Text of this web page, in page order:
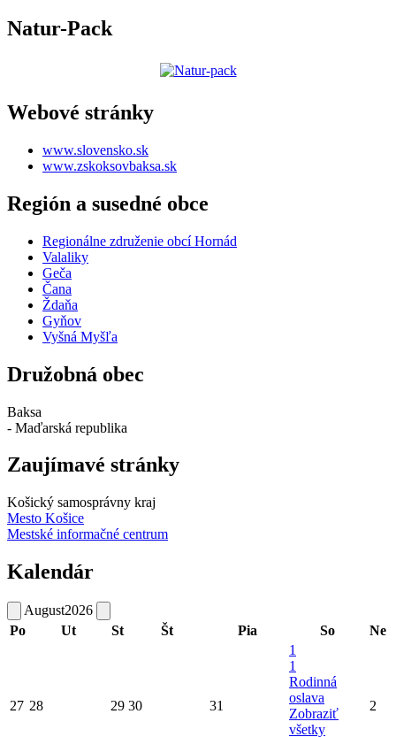
Natur-Pack
Webové stránky
www.slovensko.sk
www.zskoksovbaksa.sk
Región a susedné obce
Regionálne združenie obcí Hornád
Valaliky
Geča
Čana
Ždaňa
Gyňov
Vyšná Myšľa
Družobná obec
Baksa
- Maďarská republika
Zaujímavé stránky
Košický samosprávny kraj
Mesto Košice
Mestské informačné centrum
Kalendár
August2026
Po
Ut St Št Pia So Ne
27 28 29 30 31
1
1
Rodinná
oslava
Zobraziť
všetky
2